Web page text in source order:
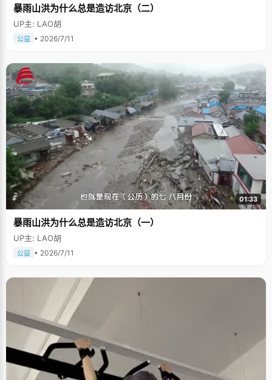
暴雨山洪为什么总是造访北京（二）
UP主: LAO胡
公益 • 2026/7/11
01:33
暴雨山洪为什么总是造访北京（一）
UP主: LAO胡
公益 • 2026/7/11